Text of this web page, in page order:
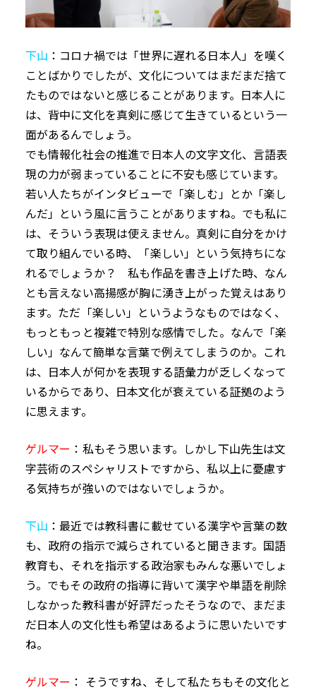
下山 ：コロナ禍では「世界に遅れる日本人」を嘆く
ことばかりでしたが、文化についてはまだまだ捨て
たものではないと感じることがあります。日本人に
は、背中に文化を真剣に感じて生きているという一
面があるんでしょう。
でも情報化社会の推進で日本人の文字文化、言語表
現の力が弱まっていることに不安も感じています。
若い人たちがインタビューで「楽しむ」とか「楽し
んだ」という風に言うことがありますね。でも私に
は、そういう表現は使えません。真剣に自分をかけ
て取り組んでいる時、「楽しい」という気持ちにな
れるでしょうか？ 私も作品を書き上げた時、なん
とも言えない高揚感が胸に湧き上がった覚えはあり
ます。ただ「楽しい」というようなものではなく、
もっともっと複雑で特別な感情でした。なんで「楽
しい」なんて簡単な言葉で例えてしまうのか。これ
は、日本人が何かを表現する語彙力が乏しくなって
いるからであり、日本文化が衰えている証拠のよう
に思えます。
ゲルマー ：私もそう思います。しかし下山先生は文
字芸術のスペシャリストですから、私以上に憂慮す
る気持ちが強いのではないでしょうか。
下山 ：最近では教科書に載せている漢字や言葉の数
も、政府の指示で減らされていると聞きます。国語
教育も、それを指示する政治家もみんな悪いでしょ
う。でもその政府の指導に背いて漢字や単語を削除
しなかった教科書が好評だったそうなので、まだま
だ日本人の文化性も希望はあるように思いたいです
ね。
ゲルマー ： そうですね、そして私たちもその文化と